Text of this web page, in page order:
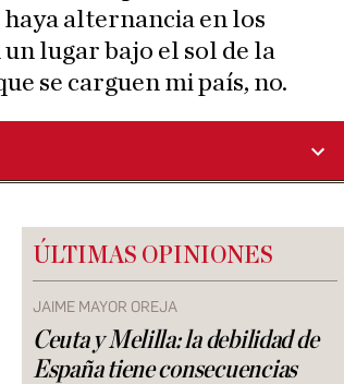
alternancia en los
lugar bajo el sol de la
se carguen mi país, no.
ÚLTIMAS OPINIONES
JAIME MAYOR OREJA
Ceuta y Melilla: la debilidad de
España tiene consecuencias